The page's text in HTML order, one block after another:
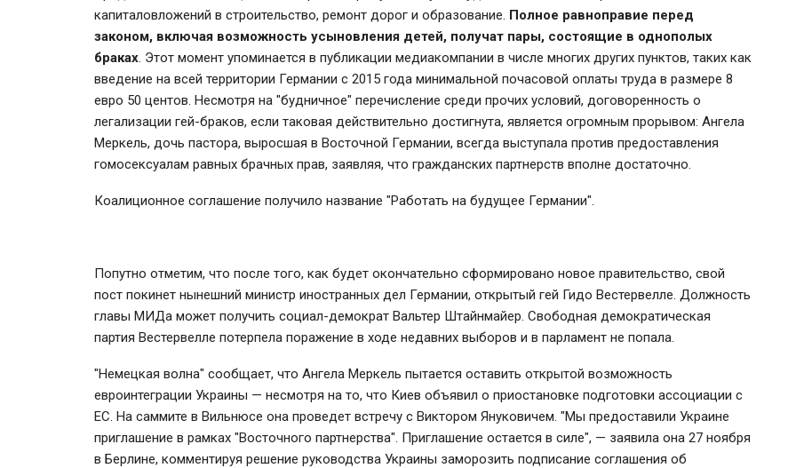
капиталовложений в строительство, ремонт дорог и образование. Полное равноправие перед
законом, включая возможность усыновления детей, получат пары, состоящие в однополых
браках . Этот момент упоминается в публикации медиакомпании в числе многих других пунктов, таких как
введение на всей территории Германии с 2015 года минимальной почасовой оплаты труда в размере 8
евро 50 центов. Несмотря на "будничное" перечисление среди прочих условий, договоренность о
легализации гей-браков, если таковая действительно достигнута, является огромным прорывом: Ангела
Меркель, дочь пастора, выросшая в Восточной Германии, всегда выступала против предоставления
гомосексуалам равных брачных прав, заявляя, что гражданских партнерств вполне достаточно.
Коалиционное соглашение получило название "Работать на будущее Германии".
Попутно отметим, что после того, как будет окончательно сформировано новое правительство, свой
пост покинет нынешний министр иностранных дел Германии, открытый гей Гидо Вестервелле. Должность
главы МИДа может получить социал-демократ Вальтер Штайнмайер. Свободная демократическая
партия Вестервелле потерпела поражение в ходе недавних выборов и в парламент не попала.
"Немецкая волна" сообщает, что Ангела Меркель пытается оставить открытой возможность
евроинтеграции Украины — несмотря на то, что Киев объявил о приостановке подготовки ассоциации с
ЕС. На саммите в Вильнюсе она проведет встречу с Виктором Януковичем. "Мы предоставили Украине
приглашение в рамках "Восточного партнерства". Приглашение остается в силе", — заявила она 27 ноября
в Берлине, комментируя решение руководства Украины заморозить подписание соглашения об